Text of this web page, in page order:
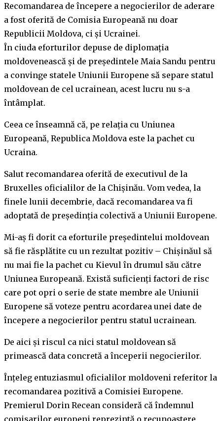
Recomandarea de începere a negocierilor de aderare
a fost oferită de Comisia Europeană nu doar
Republicii Moldova, ci și Ucrainei.
În ciuda eforturilor depuse de diplomația
moldovenească și de președintele Maia Sandu pentru
a convinge statele Uniunii Europene să separe statul
moldovean de cel ucrainean, acest lucru nu s-a
întâmplat.
Ceea ce înseamnă că, pe relația cu Uniunea
Europeană, Republica Moldova este la pachet cu
Ucraina.
Salut recomandarea oferită de executivul de la
Bruxelles oficialilor de la Chișinău. Vom vedea, la
finele lunii decembrie, dacă recomandarea va fi
adoptată de președinția colectivă a Uniunii Europene.
Mi-aș fi dorit ca eforturile președintelui moldovean
să fie răsplătite cu un rezultat pozitiv – Chișinăul să
nu mai fie la pachet cu Kievul în drumul său către
Uniunea Europeană. Există suficienți factori de risc
care pot opri o serie de state membre ale Uniunii
Europene să voteze pentru acordarea unei date de
începere a negocierilor pentru statul ucrainean.
De aici și riscul ca nici statul moldovean să
primească data concretă a începerii negocierilor.
Înțeleg entuziasmul oficialilor moldoveni referitor la
recomandarea pozitivă a Comisiei Europene.
Premierul Dorin Recean consideră că îndemnul
comisarilor europeni reprezintă o recunoaștere